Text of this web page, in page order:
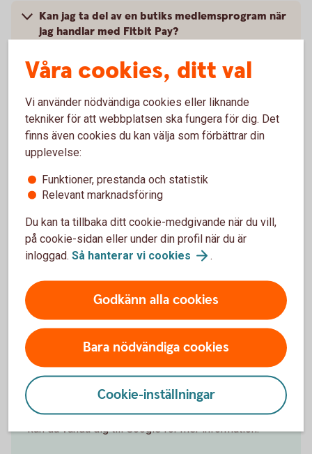
Kan jag ta del av en butiks medlemsprogram när
jag handlar med Fitbit Pay?
Vad behöver jag göra om jag blivit av med min
Jag har fått ett nytt kort, vad gör jag?
Vart vänder jag mig vid problem?
Kontakta Fitbit
Vill du veta mer om Fitbit Pay?
Om du har fler frågor eller funderingar om Fitbit Pay
kan du vända dig till Google för mer information.
Våra cookies, ditt val
Vi använder nödvändiga cookies eller liknande
tekniker för att webbplatsen ska fungera för dig. Det
finns även cookies du kan välja som förbättrar din
upplevelse:
Funktioner, prestanda och statistik
Relevant marknadsföring
Du kan ta tillbaka ditt cookie-medgivande när du vill,
på cookie-sidan eller under din profil när du är
inloggad. Så hanterar vi cookies .
Godkänn alla cookies
Bara nödvändiga cookies
Cookie-inställningar